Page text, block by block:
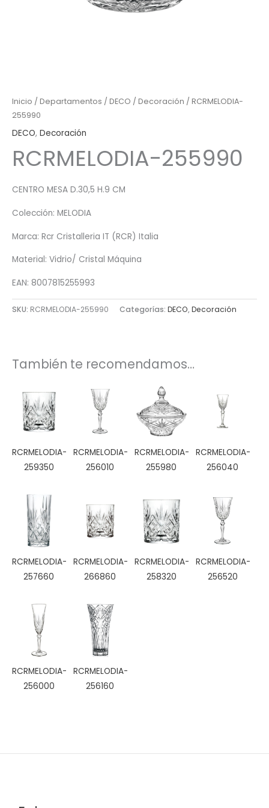
Inicio / Departamentos / DECO / Decoración / RCRMELODIA-
255990
DECO, Decoración
RCRMELODIA-255990
CENTRO MESA D.30,5 H.9 CM
Colección: MELODIA
Marca: Rcr Cristalleria IT (RCR) Italia
Material: Vidrio/ Cristal Máquina
EAN: 8007815255993
SKU: RCRMELODIA-255990 Categorías: DECO,Decoración
También te recomendamos…
RCRMELODIA-
259350
RCRMELODIA-
256010
RCRMELODIA-
255980
RCRMELODIA-
256040
RCRMELODIA-
257660
RCRMELODIA-
266860
RCRMELODIA-
258320
RCRMELODIA-
256520
RCRMELODIA-
256000
RCRMELODIA-
256160